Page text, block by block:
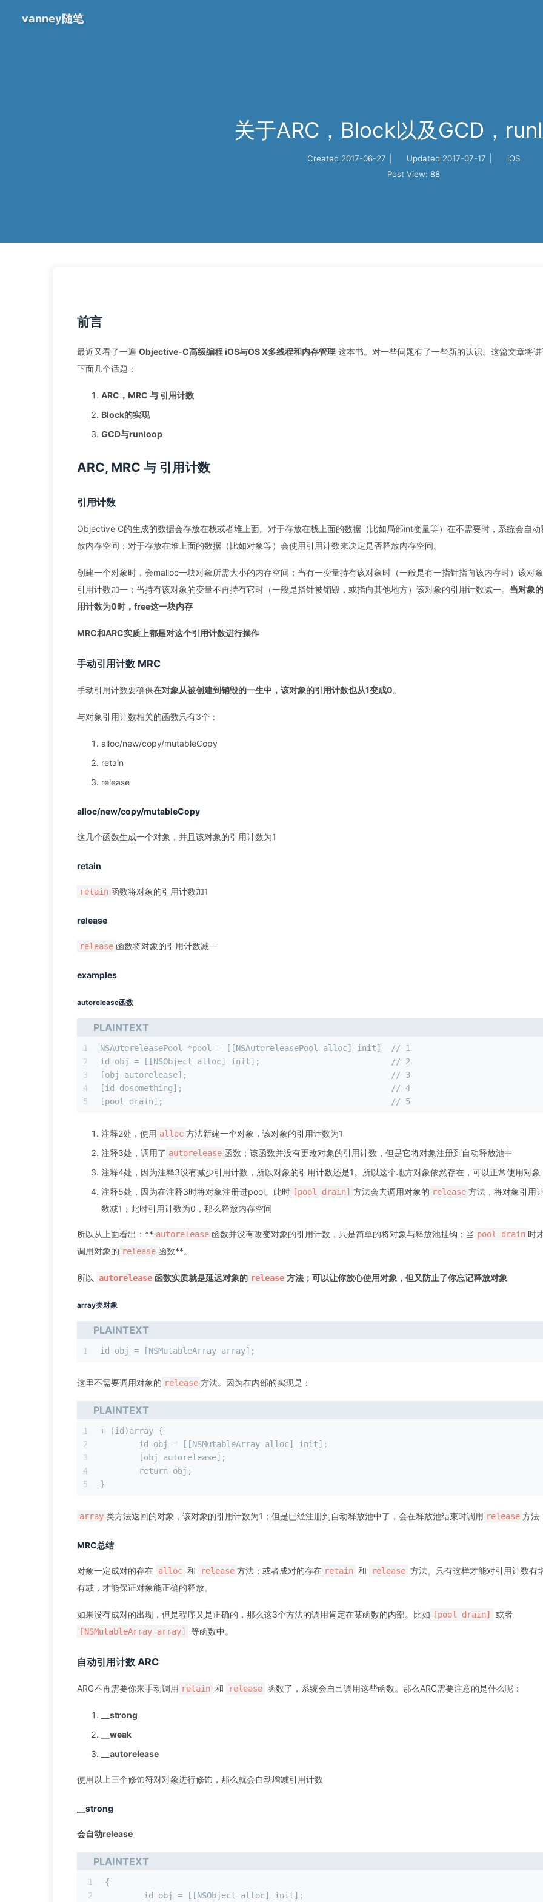
vanney随笔
关于ARC，Block以及GCD，
Created 2017-06-27 Updated 2017-07-17
iOS
Post View: 88
前言
最近又看了一遍 Objective-C高级编程 iOS与OS X多线程和内存管理 这本书。对一些问题有了一些新的认识。这篇文章将
下面几个话题：
ARC，MRC 与 引用计数
Block的实现
GCD与runloop
ARC, MRC 与 引用计数
引用计数
Objective C的生成的数据会存放在栈或者堆上面。对于存放在栈上面的数据（比如局部int变量等）在不需要时，系统会自动
放内存空间；对于存放在堆上面的数据（比如对象等）会使用引用计数来决定是否释放内存空间。
创建一个对象时，会malloc一块对象所需大小的内存空间；当有一变量持有该对象时（一般是有一指针指向该内存时）该对
引用计数加一；当持有该对象的变量不再持有它时（一般是指针被销毁，或指向其他地方）该对象的引用计数减一。 当对象
用计数为0时，free这一块内存
MRC和ARC实质上都是对这个引用计数进行操作
手动引用计数 MRC
手动引用计数要确保在对象从被创建到销毁的一生中，该对象的引用计数也从1变成0。
与对象引用计数相关的函数只有3个：
alloc/new/copy/mutableCopy
retain
release
alloc/new/copy/mutableCopy
这几个函数生成一个对象，并且该对象的引用计数为1
retain
retain 函数将对象的引用计数加1
release
release 函数将对象的引用计数减一
examples
autorelease函数
PLAINTEXT
1
2
3
4
5
NSAutoreleasePool *pool = [[NSAutoreleasePool alloc] init]  // 1
id obj = [[NSObject alloc] init];                           // 2
[obj autorelease];                                          // 3
[id dosomething];                                           // 4
[pool drain];                                               // 5
注释2处，使用 alloc 方法新建一个对象，该对象的引用计数为1
注释3处，调用了 autorelease 函数；该函数并没有更改对象的引用计数，但是它将对象注册到自动释放池中
注释4处，因为注释3没有减少引用计数，所以对象的引用计数还是1。所以这个地方对象依然存在，可以正常使用对象
注释5处，因为在注释3时将对象注册进pool。此时 [pool drain] 方法会去调用对象的 release 方法，将对象引用
数减1；此时引用计数为0，那么释放内存空间
所以从上面看出：** autorelease 函数并没有改变对象的引用计数，只是简单的将对象与释放池挂钩；当 pool drain 时
调用对象的 release 函数**。
所以 autorelease 函数实质就是延迟对象的 release 方法；可以让你放心使用对象，但又防止了你忘记释放对象
array类对象
PLAINTEXT
1 id obj = [NSMutableArray array];
这里不需要调用对象的 release 方法。因为在内部的实现是：
PLAINTEXT
1
2
3
4
5
+ (id)array {
  	id obj = [[NSMutableArray alloc] init];
  	[obj autorelease];
  	return obj;
}
array 类方法返回的对象，该对象的引用计数为1；但是已经注册到自动释放池中了，会在释放池结束时调用 release 方法
MRC总结
对象一定成对的存在 alloc 和 release 方法；或者成对的存在 retain 和 release 方法。只有这样才能对引用计数有
有减，才能保证对象能正确的释放。
如果没有成对的出现，但是程序又是正确的，那么这3个方法的调用肯定在某函数的内部。比如 [pool drain] 或者
[NSMutableArray array] 等函数中。
自动引用计数 ARC
ARC不再需要你来手动调用 retain 和 release 函数了，系统会自己调用这些函数。那么ARC需要注意的是什么呢：
__strong
__weak
__autorelease
使用以上三个修饰符对对象进行修饰，那么就会自动增减引用计数
__strong
会自动release
PLAINTEXT
1
2
{
  	id obj = [[NSObject alloc] init];